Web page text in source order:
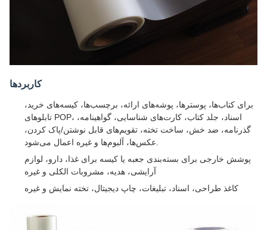
کاربردها
برای کتاب‌ها، پوسترها، پوشه‌های ارائه، برچسب‌ها، کیسه‌های خرید،
تابلوهای POP، اسناد، جلد کتاب، کارت‌های شناسایی، گواهینامه،
گذرنامه، ضد خش، ساخت تخته، تقویم‌های قابل نوشتن/پاک کردن،
پوشش خارجی برای بسته‌بندی جعبه یا کیسه برای غذا، دارو، لوازم
آرایشی، هدیه، مشروبات الکلی و غیره
کاغذ طراحی، اسناد، تبلیغات، چاپ دیجیتال، تخته نمایش و غیره